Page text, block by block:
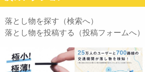
落とし物を探す（検索へ）
落とし物を投稿する（投稿フォームへ）